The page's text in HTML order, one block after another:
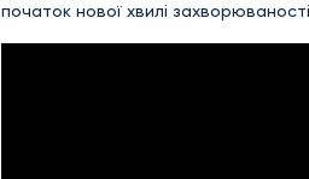
початок нової хвилі